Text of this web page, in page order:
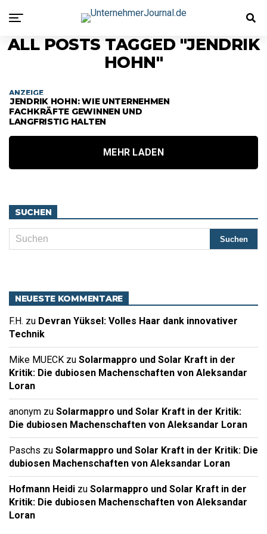
ALL POSTS TAGGED "JENDRIK
HOHN"
ANZEIGE
JENDRIK HOHN: WIE UNTERNEHMEN
FACHKRÄFTE GEWINNEN UND
LANGFRISTIG HALTEN
MEHR LADEN
SUCHEN
NEUESTE KOMMENTARE
F.H. zu Devran Yüksel: Volles Haar dank innovativer
Technik
Mike MUECK zu Solarmappro und Solar Kraft in der
Kritik: Die dubiosen Machenschaften von Aleksandar
Loran
anonym zu Solarmappro und Solar Kraft in der Kritik:
Die dubiosen Machenschaften von Aleksandar Loran
Paschs zu Solarmappro und Solar Kraft in der Kritik: Die
dubiosen Machenschaften von Aleksandar Loran
Hofmann Heidi zu Solarmappro und Solar Kraft in der
Kritik: Die dubiosen Machenschaften von Aleksandar
Loran